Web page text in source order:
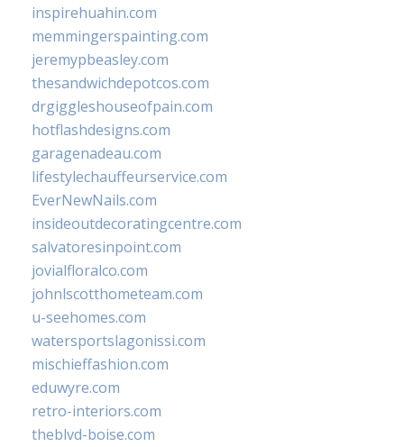
inspirehuahin.com
memmingerspainting.com
jeremypbeasley.com
thesandwichdepotcos.com
drgiggleshouseofpain.com
hotflashdesigns.com
garagenadeau.com
lifestylechauffeurservice.com
EverNewNails.com
insideoutdecoratingcentre.com
salvatoresinpoint.com
jovialfloralco.com
johnlscotthometeam.com
u-seehomes.com
watersportslagonissi.com
mischieffashion.com
eduwyre.com
retro-interiors.com
theblvd-boise.com